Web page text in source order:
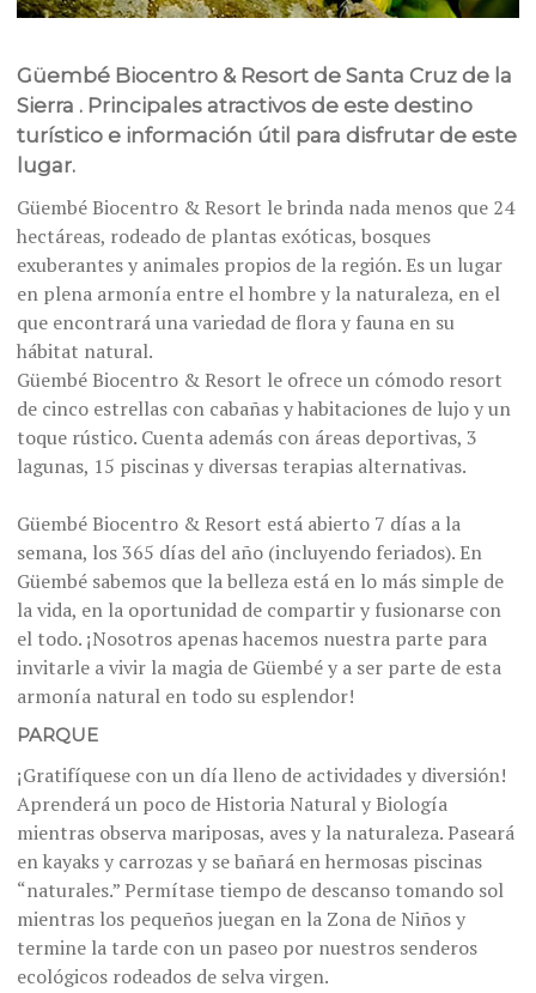
Güembé Biocentro & Resort de Santa Cruz de la
Sierra . Principales atractivos de este destino
turístico e información útil para disfrutar de este
lugar.
Güembé Biocentro & Resort le brinda nada menos que 24
hectáreas, rodeado de plantas exóticas, bosques
exuberantes y animales propios de la región. Es un lugar
en plena armonía entre el hombre y la naturaleza, en el
que encontrará una variedad de flora y fauna en su
hábitat natural.
Güembé Biocentro & Resort le ofrece un cómodo resort
de cinco estrellas con cabañas y habitaciones de lujo y un
toque rústico. Cuenta además con áreas deportivas, 3
lagunas, 15 piscinas y diversas terapias alternativas.
Güembé Biocentro & Resort está abierto 7 días a la
semana, los 365 días del año (incluyendo feriados). En
Güembé sabemos que la belleza está en lo más simple de
la vida, en la oportunidad de compartir y fusionarse con
el todo. ¡Nosotros apenas hacemos nuestra parte para
invitarle a vivir la magia de Güembé y a ser parte de esta
armonía natural en todo su esplendor!
PARQUE
¡Gratifíquese con un día lleno de actividades y diversión!
Aprenderá un poco de Historia Natural y Biología
mientras observa mariposas, aves y la naturaleza. Paseará
en kayaks y carrozas y se bañará en hermosas piscinas
“naturales.” Permítase tiempo de descanso tomando sol
mientras los pequeños juegan en la Zona de Niños y
termine la tarde con un paseo por nuestros senderos
ecológicos rodeados de selva virgen.